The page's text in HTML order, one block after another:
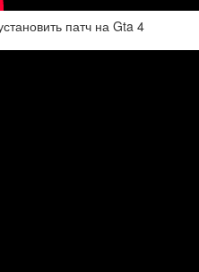
патч на Gta 4